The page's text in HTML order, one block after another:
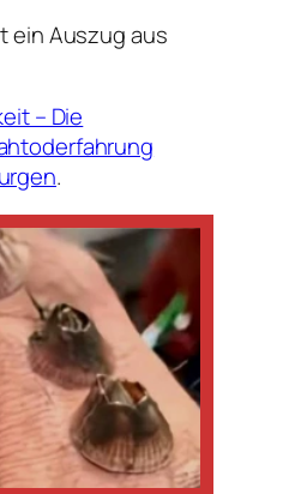
ein Auszug aus
– Die
.